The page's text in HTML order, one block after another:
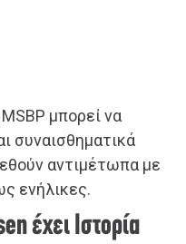
μπορεί να
συναισθηματικά
αντιμέτωπα με
ενήλικες.
έχει Ιστορία